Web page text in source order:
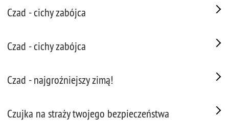
Czad - cichy zabójca
Czad - cichy zabójca
Czad - najgroźniejszy zimą!
Czujka na straży twojego bezpieczeństwa